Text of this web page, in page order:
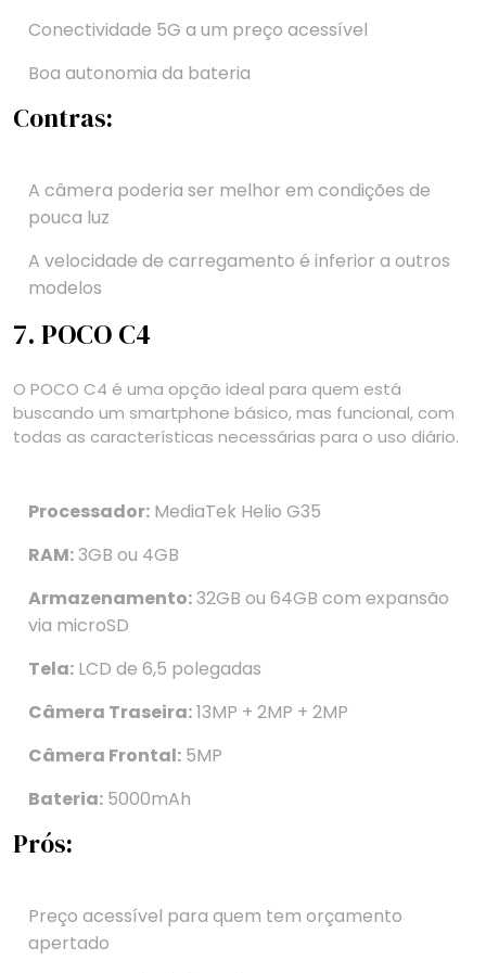
Conectividade 5G a um preço acessível
Boa autonomia da bateria
Contras:
A câmera poderia ser melhor em condições de
pouca luz
A velocidade de carregamento é inferior a outros
modelos
7. POCO C4
O POCO C4 é uma opção ideal para quem está
buscando um smartphone básico, mas funcional, com
todas as características necessárias para o uso diário.
Processador: MediaTek Helio G35
RAM:3GB ou 4GB
Armazenamento:32GB ou 64GB com expansão
via microSD
Tela: LCD de 6,5 polegadas
Câmera Traseira:13MP + 2MP + 2MP
Câmera Frontal: 5MP
Bateria: 5000mAh
Prós:
Preço acessível para quem tem orçamento
apertado